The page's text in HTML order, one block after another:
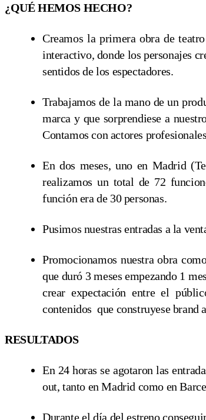
¿QUÉ HEMOS HECHO?
Creamos la primera obra de
interactivo, donde los personajes
sentidos de los espectadores.
Trabajamos de la mano de un
marca y que sorprendiese a
Contamos con actores
En dos meses, uno en Madrid
realizamos un total de 72
función era de 30 personas.
Pusimos nuestras entradas a la
Promocionamos nuestra obra
que duró 3 meses empezando 1
crear expectación entre el
contenidos que construyese brand
RESULTADOS
En 24 horas se agotaron las
out, tanto en Madrid como en
Durante el día del estreno